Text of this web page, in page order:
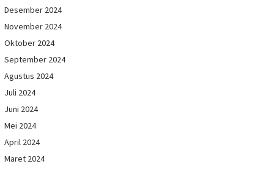
Desember 2024
November 2024
Oktober 2024
September 2024
Agustus 2024
Juli 2024
Juni 2024
Mei 2024
April 2024
Maret 2024